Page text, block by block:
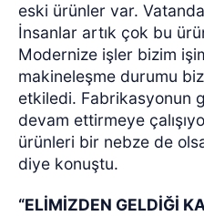
eski ürünler var.
İnsanlar artık çok bu
Modernize işler bizim
makineleşme durumu
etkiledi. Fabrikasyonun
devam ettirmeye
ürünleri bir nebze de
diye konuştu.
“ELİMİZDEN GELDİĞİ